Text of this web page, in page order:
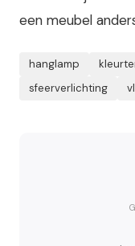
een meubel
hanglamp
sfeerverlichting